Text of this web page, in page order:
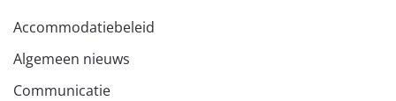
Accommodatiebeleid
Algemeen nieuws
Communicatie